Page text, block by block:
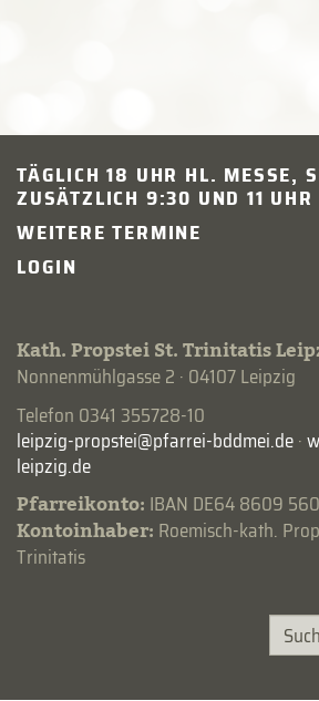
TÄGLICH 18 UHR HL. MESSE,
ZUSÄTZLICH 9:30 UND 11 UHR
WEITERE TERMINE
LOGIN
Kath. Propstei St. Trinitatis
Nonnenmühlgasse 2 · 04107 Leipzig
Telefon 0341 355728-10
·
leipzig.de
Pfarreikonto: IBAN DE64 8609
Kontoinhaber: Roemisch-kath.
Trinitatis